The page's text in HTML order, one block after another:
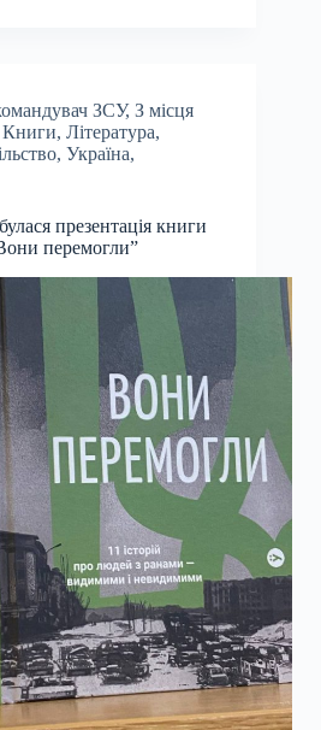
ЗСУ, З місця
Книги, Література,
, Україна,
презентація книги
перемогли”